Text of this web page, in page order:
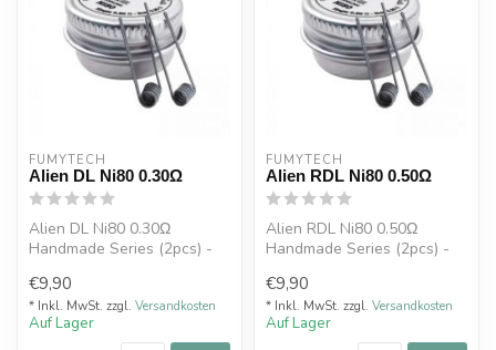
FUMYTECH
Alien DL Ni80 0.30Ω
Alien DL Ni80 0.30Ω
Handmade Series (2pcs) -
€9,90
* Inkl. MwSt. zzgl. Versandkosten
Auf Lager
FUMYTECH
Alien RDL Ni80 0.50Ω
Alien RDL Ni80 0.50Ω
Handmade Series (2pcs) -
€9,90
* Inkl. MwSt. zzgl. Versandkosten
Auf Lager